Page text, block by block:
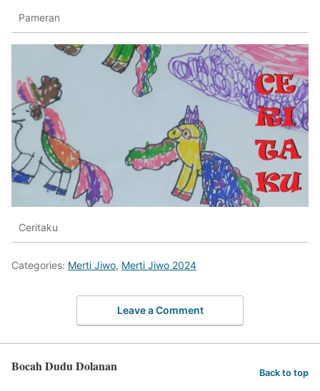
Pameran
Ceritaku
Categories: Merti Jiwo, Merti Jiwo 2024
Leave a Comment
Bocah Dudu Dolanan Back to top